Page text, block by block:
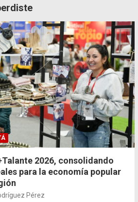
2026, consolidando
para la economía popular
Pérez